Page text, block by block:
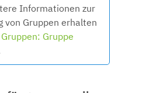
Informationen zur
von Gruppen erhalten
Gruppen: Gruppe